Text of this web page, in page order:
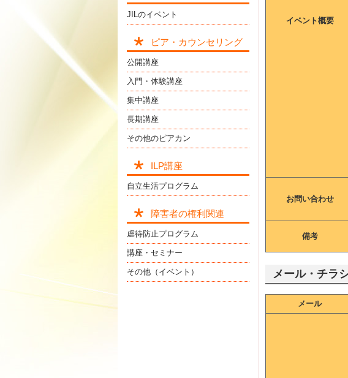
イベント概要
お問い合わせ
備考
メール・チラ
メール
JILのイベント
ピア・カウンセリング
公開講座
入門・体験講座
集中講座
長期講座
その他のピアカン
ILP講座
自立生活プログラム
障害者の権利関連
虐待防止プログラム
講座・セミナー
その他（イベント）